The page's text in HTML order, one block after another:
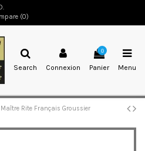
(0)
Search Connexion
0
Panier Menu
Rite Français Groussier